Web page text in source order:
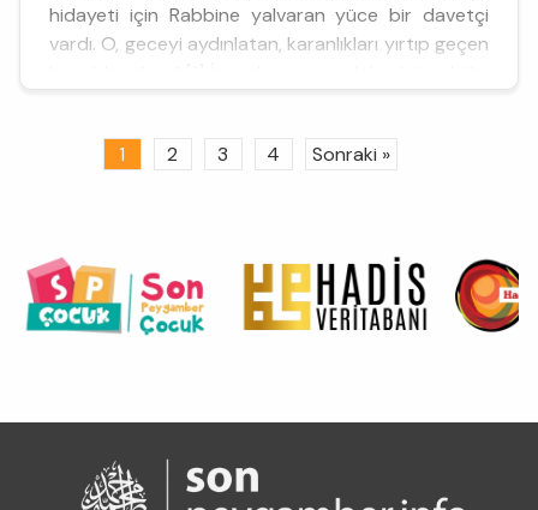
hidayeti için Rabbine yalvaran yüce bir davetçi
vardı. O, geceyi aydınlatan, karanlıkları yırtıp geçen
1 2 3 4 Sonraki »